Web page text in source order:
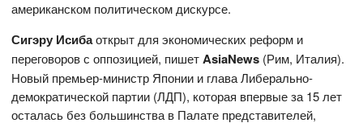
американском политическом дискурсе.
Сигэру Исибаоткрыт для экономических реформ и
переговоров с оппозицией, пишетAsiaNews (Рим, Италия).
Новый премьер-министр Японии и глава Либерально-
демократической партии (ЛДП), которая впервые за 15 лет
осталась без большинства в Палате представителей,